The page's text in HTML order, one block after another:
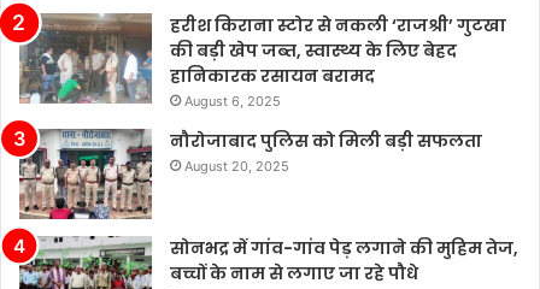
हरीश किराना स्टोर से नकली ‘राजश्री’ गुटखा
की बड़ी खेप जब्त, स्वास्थ्य के लिए बेहद
हानिकारक रसायन बरामद
August 6, 2025
नौरोजाबाद पुलिस को मिली बड़ी सफलता
August 20, 2025
सोनभद्र में गांव-गांव पेड़ लगाने की मुहिम तेज,
बच्चों के नाम से लगाए जा रहे पौधे